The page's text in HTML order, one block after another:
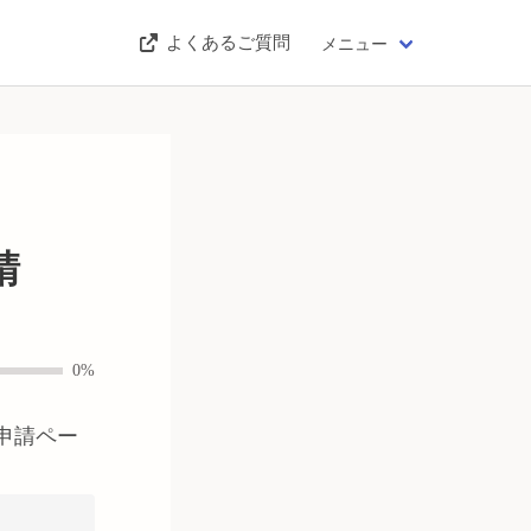
よくあるご質問 メニュー
0%
請ペー